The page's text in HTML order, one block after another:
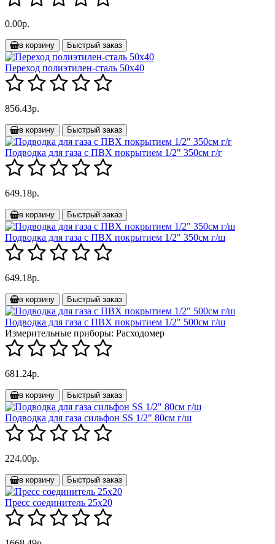
0.00р.
в корзину Быстрый заказ
Переход полиэтилен-сталь 50х40
856.43р.
в корзину Быстрый заказ
Подводка для газа с ПВХ покрытием 1/2" 350см г/г
649.18р.
в корзину Быстрый заказ
Подводка для газа с ПВХ покрытием 1/2" 350см г/ш
649.18р.
в корзину Быстрый заказ
Подводка для газа с ПВХ покрытием 1/2" 500см г/ш
Измерительные приборы: Расходомер
681.24р.
в корзину Быстрый заказ
Подводка для газа сильфон SS 1/2" 80см г/ш
224.00р.
в корзину Быстрый заказ
Пресс соединитель 25х20